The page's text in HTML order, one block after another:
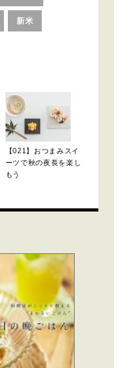
新米
【021】おつまみスイ
ーツで秋の夜長を楽し
もう